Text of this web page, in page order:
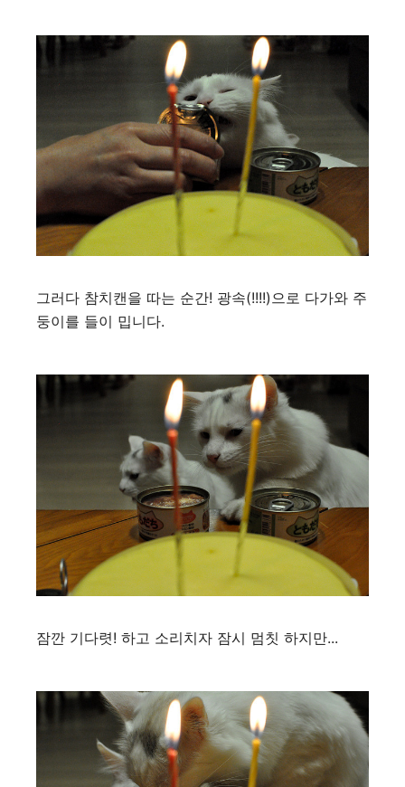
그러다 참치캔을 따는 순간! 광속(!!!!)으로 다가와 주
둥이를 들이 밉니다.
잠깐 기다렷! 하고 소리치자 잠시 멈칫 하지만...